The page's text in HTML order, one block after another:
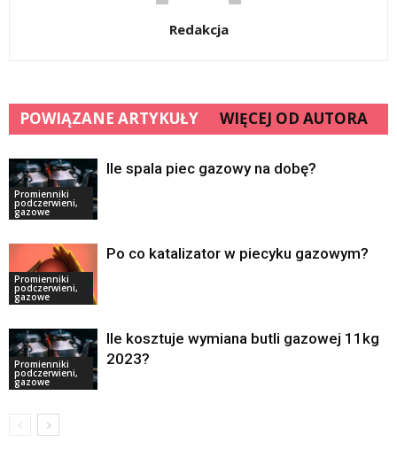
Redakcja
POWIĄZANE ARTYKUŁY WIĘCEJ OD AUTORA
Promienniki
podczerwieni,
gazowe
Ile spala piec gazowy na dobę?
Promienniki
podczerwieni,
gazowe
Po co katalizator w piecyku gazowym?
Promienniki
podczerwieni,
gazowe
Ile kosztuje wymiana butli gazowej 11kg
2023?